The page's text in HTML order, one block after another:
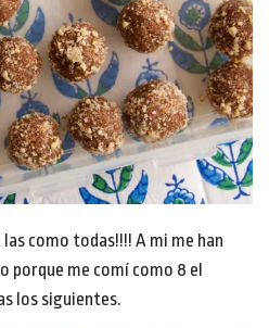
como todas!!!! A mi me han
porque me comí como 8 el
los siguientes.